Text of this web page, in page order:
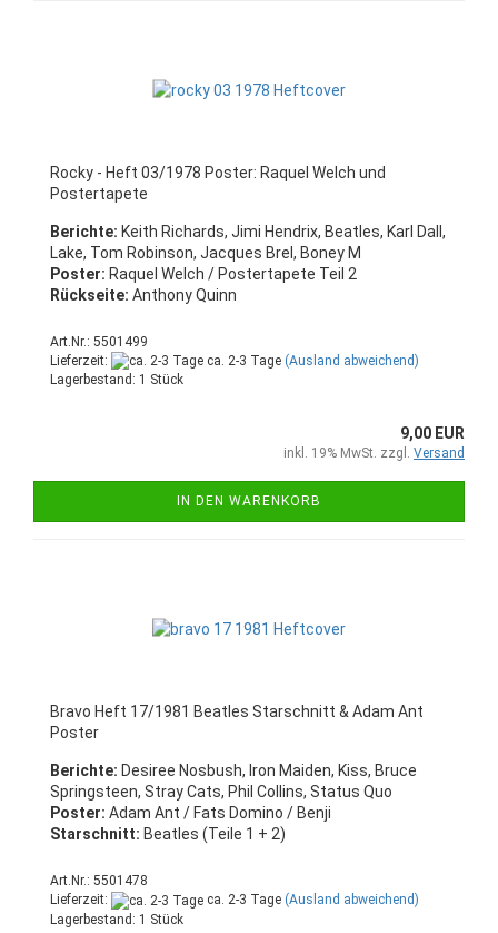
Rocky - Heft 03/1978 Poster: Raquel Welch und
Postertapete
Berichte: Keith Richards, Jimi Hendrix, Beatles, Karl Dall,
Lake, Tom Robinson, Jacques Brel, Boney M
Poster: Raquel Welch / Postertapete Teil 2
Rückseite: Anthony Quinn
Art.Nr.: 5501499
Lieferzeit:
ca. 2-3 Tage (Ausland abweichend)
Lagerbestand: 1 Stück
9,00 EUR
inkl. 19% MwSt. zzgl. Versand
IN DEN WARENKORB
Bravo Heft 17/1981 Beatles Starschnitt & Adam Ant
Poster
Berichte: Desiree Nosbush, Iron Maiden, Kiss, Bruce
Springsteen, Stray Cats, Phil Collins, Status Quo
Poster: Adam Ant / Fats Domino / Benji
Starschnitt: Beatles (Teile 1 + 2)
Art.Nr.: 5501478
Lieferzeit:
ca. 2-3 Tage (Ausland abweichend)
Lagerbestand: 1 Stück